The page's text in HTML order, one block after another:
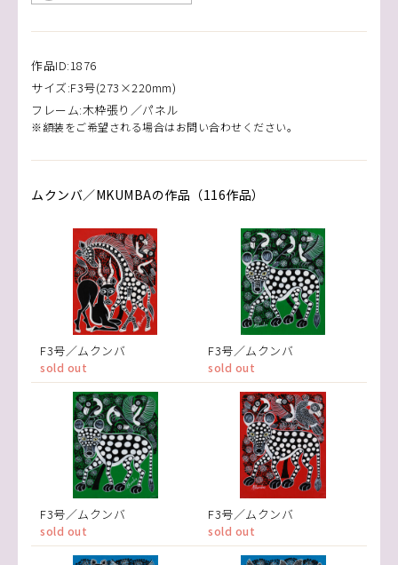
作品ID:1876
サイズ:F3号(273×220mm)
フレーム:木枠張り／パネル
※額装をご希望される場合はお問い合わせください。
ムクンバ／MKUMBAの作品（116作品）
F3号／ムクンバ
sold out
F3号／ムクンバ
sold out
F3号／ムクンバ
sold out
F3号／ムクンバ
sold out